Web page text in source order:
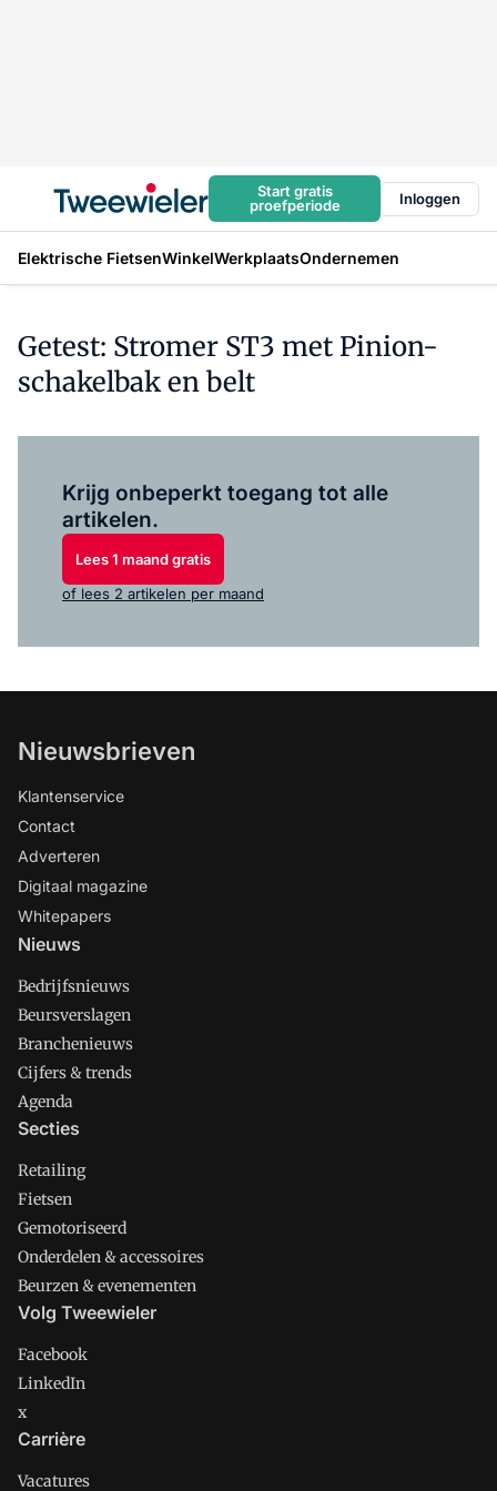
Start gratis
proefperiode
Inloggen
Elektrische FietsenWinkelWerkplaatsOndernemen
Getest: Stromer ST3 met Pinion-
schakelbak en belt
Krijg onbeperkt toegang tot alle
artikelen.
Lees 1 maand gratis
of lees 2 artikelen per maand
Nieuwsbrieven
Klantenservice
Contact
Adverteren
Digitaal magazine
Whitepapers
Nieuws
Bedrijfsnieuws
Beursverslagen
Branchenieuws
Cijfers & trends
Agenda
Secties
Retailing
Fietsen
Gemotoriseerd
Onderdelen & accessoires
Beurzen & evenementen
Volg Tweewieler
Facebook
LinkedIn
x
Carrière
Vacatures